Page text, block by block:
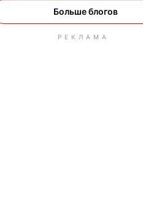
Больше блогов
РЕКЛАМА